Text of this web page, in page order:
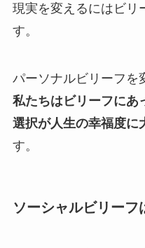
現実を変えるにはビリ
す。
パーソナルビリーフを
私たちはビリーフにあ
選択が人生の幸福度に
す。
ソーシャルビリーフ